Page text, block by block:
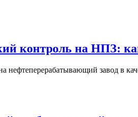
контроль на НПЗ:
нефтеперерабатывающий завод в